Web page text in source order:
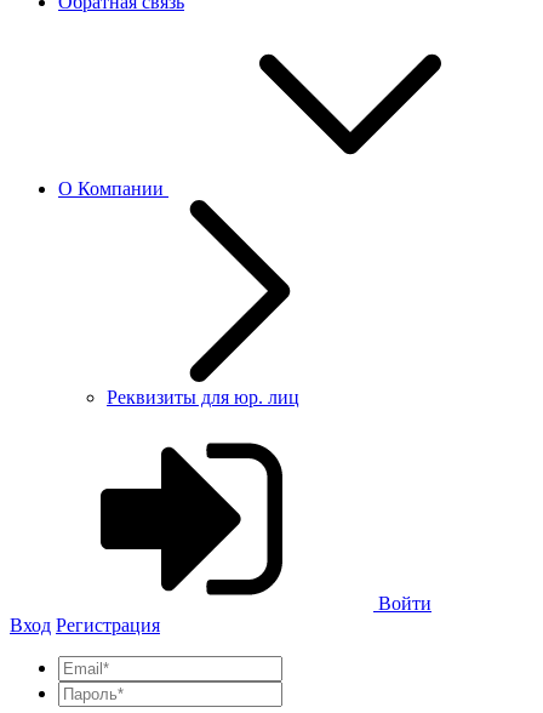
О Компании
Реквизиты для юр. лиц
Войти
Вход Регистрация